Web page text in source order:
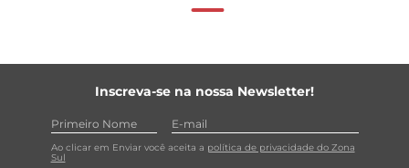
Inscreva-se na nossa Newsletter!
Ao clicar em Enviar você aceita a política de privacidade do Zona
Sul